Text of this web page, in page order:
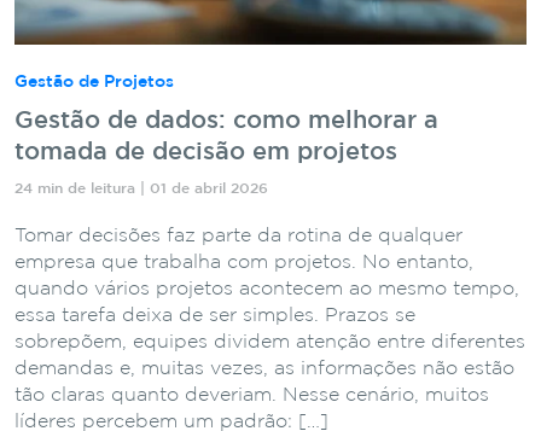
Gestão de Projetos
Gestão de dados: como melhorar a
tomada de decisão em projetos
24 min de leitura | 01 de abril 2026
Tomar decisões faz parte da rotina de qualquer
empresa que trabalha com projetos. No entanto,
quando vários projetos acontecem ao mesmo tempo,
essa tarefa deixa de ser simples. Prazos se
sobrepõem, equipes dividem atenção entre diferentes
demandas e, muitas vezes, as informações não estão
tão claras quanto deveriam. Nesse cenário, muitos
líderes percebem um padrão: […]